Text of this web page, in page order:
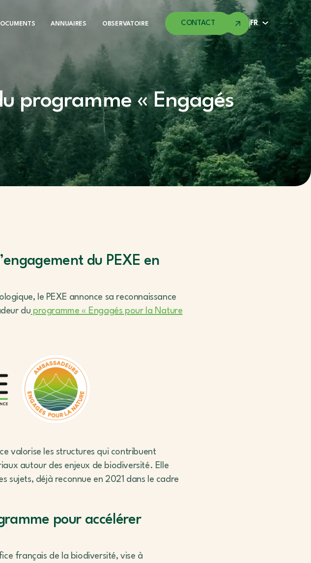
ANNUAIRES OBSERVATOIRE CONTACT FR
programme « Engagés
du PEXE en
le PEXE annonce sa reconnaissance
du programme « Engagés pour la Nature
valorise les structures qui contribuent
autour des enjeux de biodiversité. Elle
sujets, déjà reconnue en 2021 dans le cadre
pour accélérer
français de la biodiversité, vise à